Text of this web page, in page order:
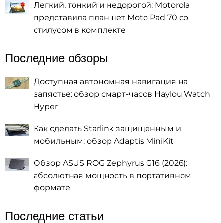
Легкий, тонкий и недорогой: Motorola
представила планшет Moto Pad 70 со
стилусом в комплекте
Последние обзоры
Доступная автономная навигация на
запястье: обзор смарт-часов Haylou Watch
Hyper
Как сделать Starlink защищённым и
мобильным: обзор Adaptis MiniKit
Обзор ASUS ROG Zephyrus G16 (2026):
абсолютная мощность в портативном
формате
Последние статьи